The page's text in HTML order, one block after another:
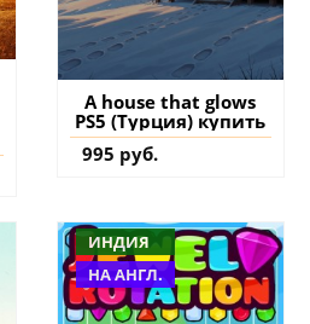
A house that glows
PS5 (Турция) купить
995 руб.
ИНДИЯ
НА АНГЛ.